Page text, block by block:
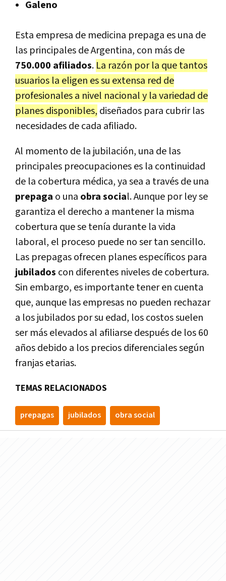
Galeno
Esta empresa de medicina prepaga es una de
las principales de Argentina, con más de
750.000 afiliados. La razón por la que tantos
usuarios la eligen es su extensa red de
profesionales a nivel nacional y la variedad de
planes disponibles, diseñados para cubrir las
necesidades de cada afiliado.
Al momento de la jubilación, una de las
principales preocupaciones es la continuidad
de la cobertura médica, ya sea a través de una
prepaga o una obra social. Aunque por ley se
garantiza el derecho a mantener la misma
cobertura que se tenía durante la vida
laboral, el proceso puede no ser tan sencillo.
Las prepagas ofrecen planes específicos para
jubilados con diferentes niveles de cobertura.
Sin embargo, es importante tener en cuenta
que, aunque las empresas no pueden rechazar
a los jubilados por su edad, los costos suelen
ser más elevados al afiliarse después de los 60
años debido a los precios diferenciales según
franjas etarias.
TEMAS RELACIONADOS
prepagas jubilados obra social